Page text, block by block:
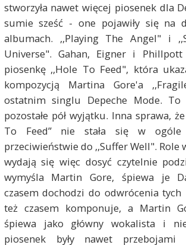
stworzyła nawet więcej piosenek dla
sumie sześć - one pojawiły się na
albumach. ,,Playing The Angel" i
Universe". Gahan, Eigner i
piosenkę ,,Hole To Feed", która
kompozycją Martina Gore'a
ostatnim singlu Depeche Mode. To
pozostałe pół wyjątku. Inna sprawa,
To Feed” nie stała się w ogóle
przeciwieństwie do ,,Suffer Well". Role
wydają się więc dosyć czytelnie
wymyśla Martin Gore, śpiewa je
czasem dochodzi do odwrócenia tych
też czasem komponuje, a Martin
śpiewa jako główny wokalista i
piosenek były nawet przebojami